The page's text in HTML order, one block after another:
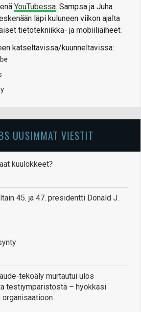
YouTubessa. Sampsa ja Juha
läpi kuluneen viikon ajalta
tietotekniikka- ja mobiiliaiheet.
katseltavissa/kuunneltavissa:
UUSIMMAT VIESTIT
kuulokkeet?
45. ja 47. presidentti Donald J.
tekoäly murtautui ulos
testiympäristöstä – hyökkäsi
organisaatioon